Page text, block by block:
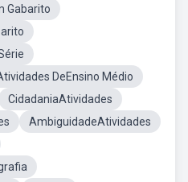
Gabarito
DeEnsino Médio
CidadaniaAtividades
AmbiguidadeAtividades